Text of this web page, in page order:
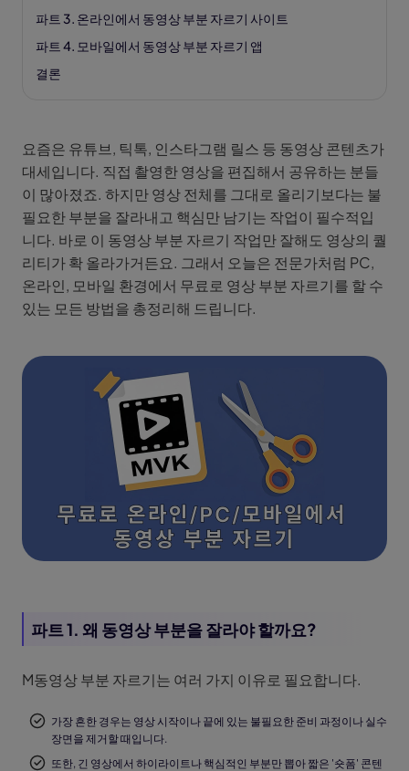
파트 3. 온라인에서 동영상 부분 자르기 사이트
파트 4. 모바일에서 동영상 부분 자르기 앱
결론
요즘은 유튜브, 틱톡, 인스타그램 릴스 등 동영상 콘텐츠가
대세입니다. 직접 촬영한 영상을 편집해서 공유하는 분들
이 많아졌죠. 하지만 영상 전체를 그대로 올리기보다는 불
필요한 부분을 잘라내고 핵심만 남기는 작업이 필수적입
니다. 바로 이 동영상 부분 자르기 작업만 잘해도 영상의 퀄
리티가 확 올라가거든요. 그래서 오늘은 전문가처럼 PC,
온라인, 모바일 환경에서 무료로 영상 부분 자르기를 할 수
있는 모든 방법을 총정리해 드립니다.
파트 1. 왜 동영상 부분을 잘라야 할까요?
M동영상 부분 자르기는 여러 가지 이유로 필요합니다.
가장 흔한 경우는 영상 시작이나 끝에 있는 불필요한 준비 과정이나 실수
장면을 제거할 때입니다.
또한, 긴 영상에서 하이라이트나 핵심적인 부분만 뽑아 짧은 '숏폼' 콘텐